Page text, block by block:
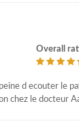
Overall
d ecouter le
chez le docteur